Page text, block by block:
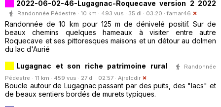
2022-06-02-46-Lugagnac-Roquecave version 2 2022
Randonnée Pédestre · 10 km · 493 vus · 35 dl · 03:20 · famar46
Randonnée de 10 km pour 125 m de dénivelé positif. Sur de
beaux chemins quelques hameaux à visiter entre autre
Roquecave et ses pittoresques maisons et un détour au dolmen
du lac d'Aurié
Lugagnac et son riche patrimoine rural
Randonnée
Pédestre · 11 km · 459 vus · 27 dl · 02:57 · Ajrelcdir
Boucle autour de Lugagnac passant par des puits, des "lacs" et
de beaux sentiers bordés de murets typiques.